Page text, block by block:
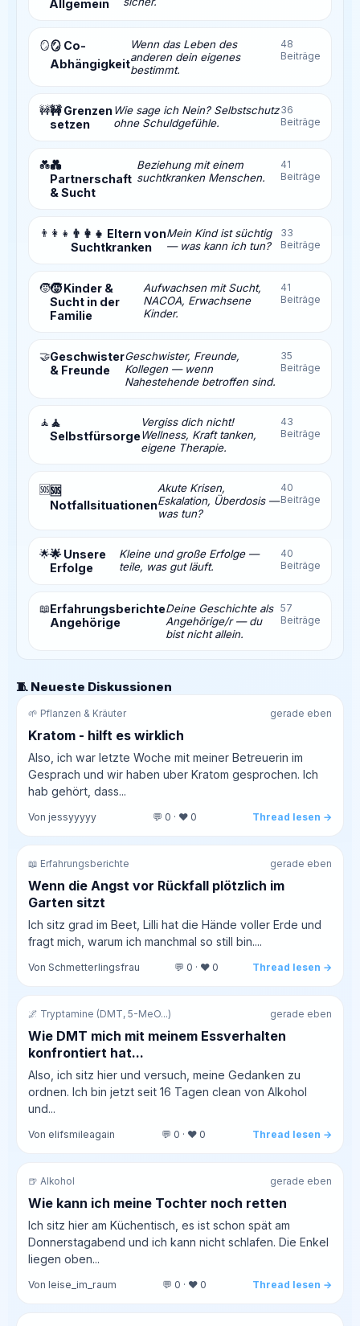
Allgemein
🪞🪞 Co-
Abhängigkeit
Wenn das Leben des
anderen dein eigenes
bestimmt.
48
Beiträge
🚧🚧 Grenzen
setzen
Wie sage ich Nein? Selbstschutz
ohne Schuldgefühle.
36
Beiträge
💑💑
Partnerschaft
& Sucht
Beziehung mit einem
suchtkranken Menschen.
41
Beiträge
👨‍👩‍👧 👨‍👩‍👧 Eltern von
Suchtkranken
Mein Kind ist süchtig
— was kann ich tun?
33
Beiträge
🧒🧒 Kinder &
Sucht in der
Familie
Aufwachsen mit Sucht,
NACOA, Erwachsene
Kinder.
41
Beiträge
🤝Geschwister
& Freunde
Geschwister, Freunde,
Kollegen — wenn
Nahestehende betroffen sind.
35
Beiträge
🧘 🧘
Selbstfürsorge
Vergiss dich nicht!
Wellness, Kraft tanken,
eigene Therapie.
43
Beiträge
🆘🆘
Notfallsituationen
Akute Krisen,
Eskalation, Überdosis —
was tun?
40
Beiträge
🌟🌟 Unsere
Erfolge
Kleine und große Erfolge —
teile, was gut läuft.
40
Beiträge
📖Erfahrungsberichte
Angehörige
Deine Geschichte als
Angehörige/r — du
bist nicht allein.
57
Beiträge
🧵 Neueste Diskussionen
🌱 Pflanzen & Kräuter gerade eben
Kratom - hilft es wirklich
Also, ich war letzte Woche mit meiner Betreuerin im
Gesprach und wir haben uber Kratom gesprochen. Ich
hab gehört, dass...
Von jessyyyyy 💬 0 · ❤️ 0 Thread lesen →
📖 Erfahrungsberichte gerade eben
Wenn die Angst vor Rückfall plötzlich im
Garten sitzt
Ich sitz grad im Beet, Lilli hat die Hände voller Erde und
fragt mich, warum ich manchmal so still bin....
Von Schmetterlingsfrau 💬 0 · ❤️ 0 Thread lesen →
🌌 Tryptamine (DMT, 5-MeO...) gerade eben
Wie DMT mich mit meinem Essverhalten
konfrontiert hat...
Also, ich sitz hier und versuch, meine Gedanken zu
ordnen. Ich bin jetzt seit 16 Tagen clean von Alkohol
und...
Von elifsmileagain 💬 0 · ❤️ 0 Thread lesen →
🍺 Alkohol gerade eben
Wie kann ich meine Tochter noch retten
Ich sitz hier am Küchentisch, es ist schon spät am
Donnerstagabend und ich kann nicht schlafen. Die Enkel
liegen oben...
Von leise_im_raum 💬 0 · ❤️ 0 Thread lesen →